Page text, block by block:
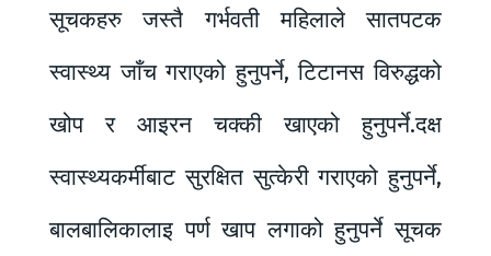
सूचकहरु जस्तै गर्भवती महिलाले सातपटक
स्वास्थ्य जाँच गराएको हुनुपर्ने, टिटानस विरुद्धको
खोप र आइरन चक्की खाएको हुनुपर्ने.दक्ष
स्वास्थ्यकर्मीबाट सुरक्षित सुत्केरी गराएको हुनुपर्ने,
बालबालिकालाइ पर्ण खाप लगाको हुनुपर्ने सूचक